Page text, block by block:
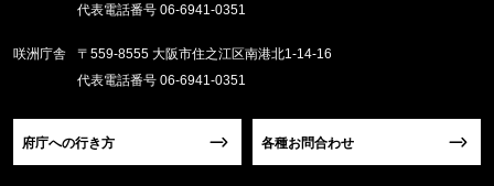
代表電話番号 06-6941-0351
咲洲庁舎
〒559-8555 大阪市住之江区南港北1-14-16
代表電話番号 06-6941-0351
府庁への行き方 各種お問合わせ